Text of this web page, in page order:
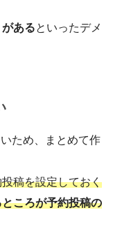
あるといったデメ
ため、まとめて作
稿を設定しておく
ころが予約投稿の